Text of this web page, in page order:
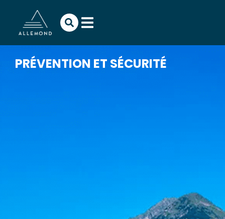
PRÉVENTION ET SÉCURITÉ